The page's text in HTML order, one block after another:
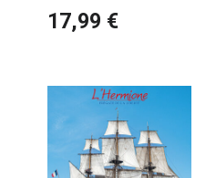
Vintage
17,99 €